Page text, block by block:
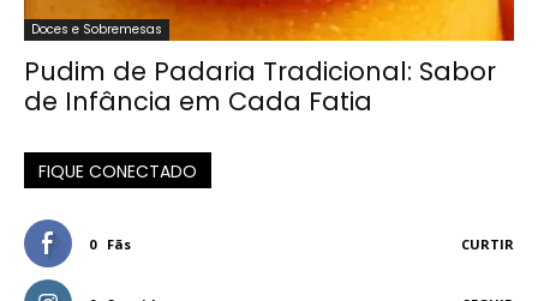
Doces e Sobremesas
Pudim de Padaria Tradicional: Sabor
de Infância em Cada Fatia
FIQUE CONECTADO
0 Fãs CURTIR